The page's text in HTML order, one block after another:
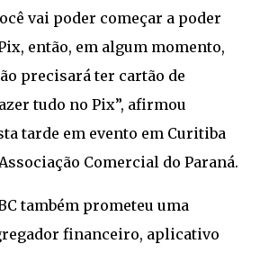
vai poder começar a poder
então, em algum momento,
precisará ter cartão de
tudo no Pix”, afirmou
tarde em evento em Curitiba
Comercial do Paraná.
também prometeu uma
financeiro, aplicativo